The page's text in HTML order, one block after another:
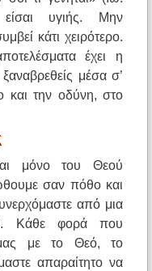
υγιής. Μην
κάτι χειρότερο.
έχει η
μέσα σ’
και την οδύνη, στο
μόνο του Θεού
σαν πόθο και
από μια
Κάθε φορά που
μας με το Θεό, το
απαραίτητο να